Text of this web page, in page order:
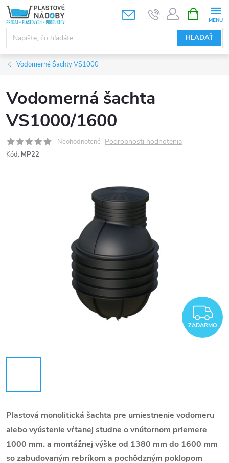
Prejsť
na
obsah
HĽADAŤ
KOŠÍK
Vodomerné Šachty VS1000
Vodomerná šachta
VS1000/1600
Neohodnotené Podrobnosti hodnotenia
Kód: MP22
ZADARMO
Plastová monolitická šachta pre umiestnenie vodomeru
alebo vyústenie vŕtanej studne o vnútornom priemere
1000 mm. a montážnej výške od 1380 mm do 1600 mm
so zabudovaným rebríkom a pochôdzným poklopom